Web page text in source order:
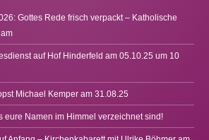
Gottes Rede frisch verpackt – Katholische
auf Hof Hinderfeld am 05.10.25 um 10
Michael Kemper am 31.08.25
eure Namen im Himmel verzeichnet sind!